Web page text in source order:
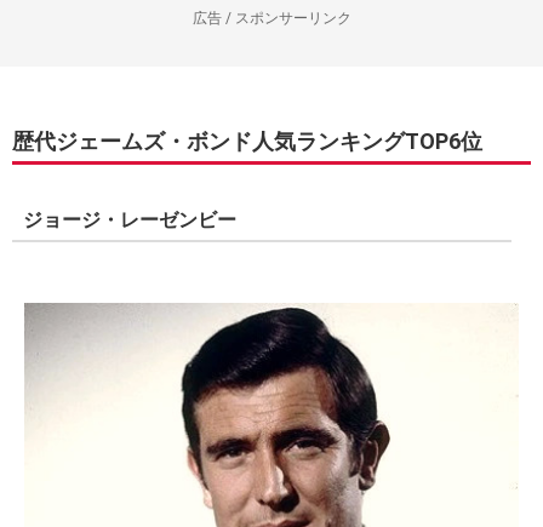
広告 / スポンサーリンク
歴代ジェームズ・ボンド人気ランキングTOP6位
ジョージ・レーゼンビー